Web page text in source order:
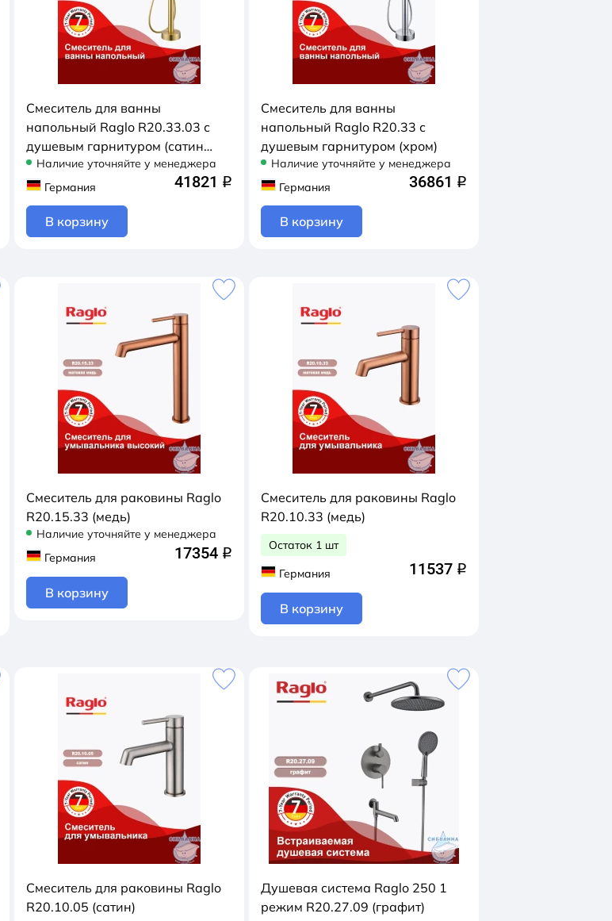
Смеситель для ванны
напольный Raglo R20.33.03 с
душевым гарнитуром (сатин
золотой)
Наличие уточняйте у менеджера
Германия
41821 q
В корзину
Смеситель для ванны
напольный Raglo R20.33 с
душевым гарнитуром (хром)
Наличие уточняйте у менеджера
Германия
36861 q
В корзину
Смеситель для раковины Raglo
R20.15.33 (медь)
Наличие уточняйте у менеджера
Германия
17354 q
В корзину
Смеситель для раковины Raglo
R20.10.33 (медь)
Остаток 1 шт
Германия
11537 q
В корзину
Смеситель для раковины Raglo
R20.10.05 (сатин)
Душевая система Raglo 250 1
режим R20.27.09 (графит)